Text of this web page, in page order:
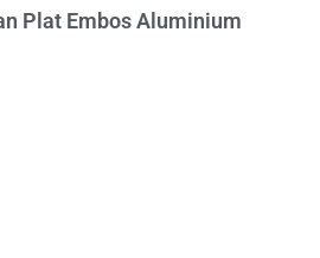
Plat Embos Aluminium